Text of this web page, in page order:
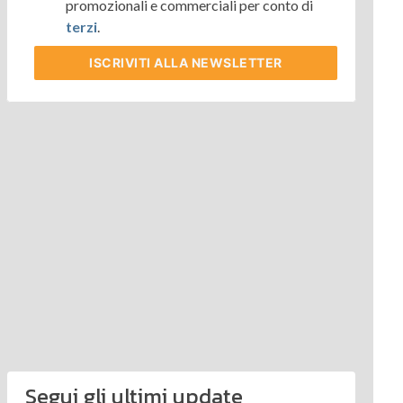
promozionali e commerciali per conto di
terzi.
ISCRIVITIALLA NEWSLETTER
Segui gli ultimi update